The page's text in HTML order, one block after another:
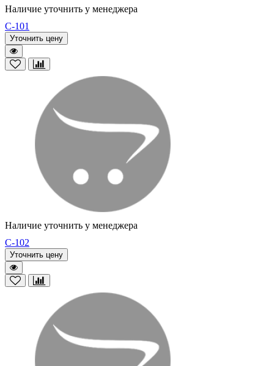
Наличие уточнить у менеджера
C-101
Уточнить цену
Наличие уточнить у менеджера
C-102
Уточнить цену